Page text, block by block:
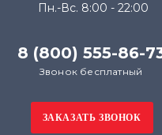
Пн.-Вс. 8:00 - 22:00
8 (800) 555-86-
Звонок бесплатный